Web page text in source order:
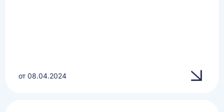
от 08.04.2024